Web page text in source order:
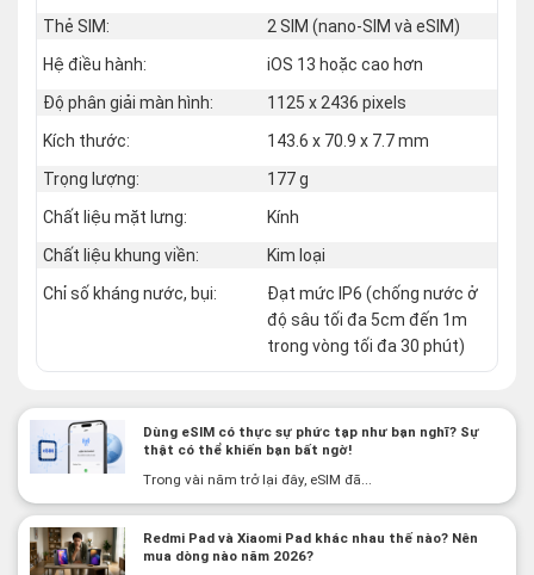
Thẻ SIM:
2 SIM (nano‑SIM và eSIM)
Hệ điều hành:
iOS 13 hoặc cao hơn
Độ phân giải màn hình:
1125 x 2436 pixels
Kích thước:
143.6 x 70.9 x 7.7 mm
Trọng lượng:
177 g
Chất liệu mặt lưng:
Kính
Chất liệu khung viền:
Kim loại
Chỉ số kháng nước, bụi:
Đạt mức IP6 (chống nước ở
độ sâu tối đa 5cm đến 1m
trong vòng tối đa 30 phút)
Dùng eSIM có thực sự phức tạp như bạn nghĩ? Sự
thật có thể khiến bạn bất ngờ!
Trong vài năm trở lại đây, eSIM đã...
Redmi Pad và Xiaomi Pad khác nhau thế nào? Nên
mua dòng nào năm 2026?